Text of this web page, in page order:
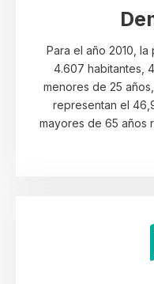
Para el año 2010,
4.607 habitantes,
menores de 25
representan el
mayores de 65 años